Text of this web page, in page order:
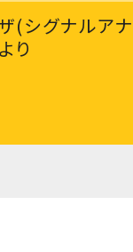
(シグナルア
り